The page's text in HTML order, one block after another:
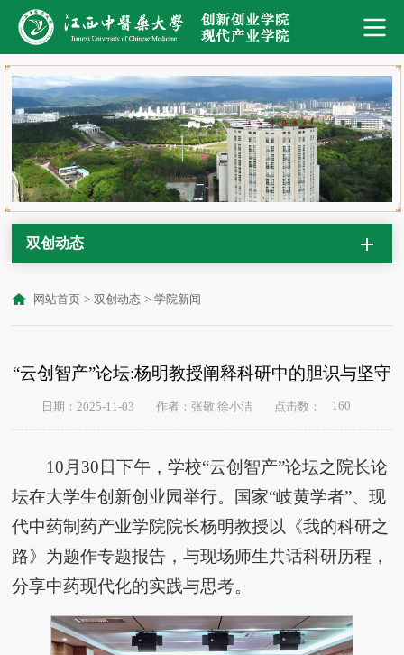
双创动态
网站首页 > 双创动态 > 学院新闻
“云创智产”论坛:杨明教授阐释科研中的胆识与坚守
日期：2025-11-03 作者：张敬 徐小洁 点击数： 160
10月30日下午，学校“云创智产”论坛之院长论
坛在大学生创新创业园举行。国家“岐黄学者”、现
代中药制药产业学院院长杨明教授以《我的科研之
路》为题作专题报告，与现场师生共话科研历程，
分享中药现代化的实践与思考。